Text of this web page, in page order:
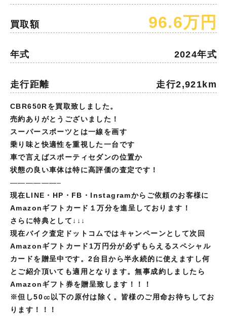
買取額 96.6万円
年式 2024年式
走行距離 走行2,921km
CBR650Rを買取致しました。
売約ありがとうございました！
スーパースポーツとは一線を画す
乗り味と快適性を重視した一台です
車で言えばスポーティセダンの位置か
状態の良い車体は特に高評価の査定です！
——————–
現在LINE・HP・FB・Instagramからご依頼のお客様に
Amazonギフトカード１万分を進呈しております！
さらに特典として↓↓↓
現在バイク査定ドットコムではキャンペーンとして次回
Amazonギフトカード1万円分が必ずもらえるスペシャル
カードを贈呈中です。2台目から半永続的に使えますし何
とご紹介頂いても適用となります。無事成約しましたら
Amazonギフト券を贈呈致します！！！
※但し50㏄以下の原付は除く。皆様のご用命お待ちしてお
ります！！！